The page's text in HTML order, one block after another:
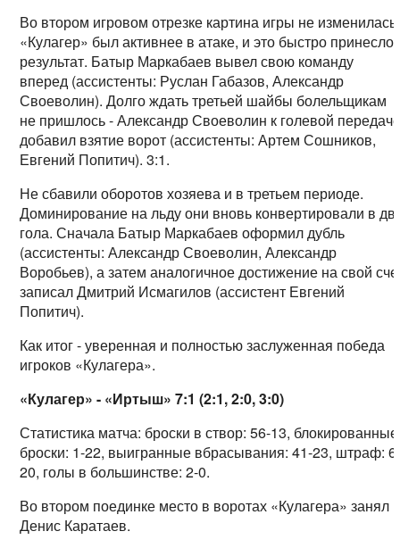
Во втором игровом отрезке картина игры не изменилась.
«Кулагер» был активнее в атаке, и это быстро принесло
результат. Батыр Маркабаев вывел свою команду
вперед (ассистенты: Руслан Габазов, Александр
Своеволин). Долго ждать третьей шайбы болельщикам
не пришлось - Александр Своеволин к голевой
добавил взятие ворот (ассистенты: Артем Сошников,
Евгений Попитич). 3:1.
Не сбавили оборотов хозяева и в третьем периоде.
Доминирование на льду они вновь конвертировали в
гола. Сначала Батыр Маркабаев оформил дубль
(ассистенты: Александр Своеволин, Александр
Воробьев), а затем аналогичное достижение на свой
записал Дмитрий Исмагилов (ассистент Евгений
Попитич).
Как итог - уверенная и полностью заслуженная победа
игроков «Кулагера».
«Кулагер» - «Иртыш» 7:1 (2:1, 2:0, 3:0)
Статистика матча: броски в створ: 56-13, блокированные
броски: 1-22, выигранные вбрасывания: 41-23, штраф:
20, голы в большинстве: 2-0.
Во втором поединке место в воротах «Кулагера» занял
Денис Каратаев.